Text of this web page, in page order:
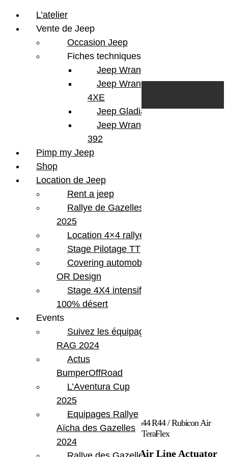
Marques/ Teraflex
/ Jeep JK Tera44 R44 / Rubicon Air
Line Actuator Plug Kit 07-18 Wrangler JK TeraFlex
Jeep JK Tera44 R44 / Rubicon Air Line Actuator
L’atelier
Vente de Jeep
Occasion Jeep
Fiches techniques
Jeep Wrangler JL
Jeep Wrangler
4XE
Jeep Gladiator
Jeep Wrangler V8
392
Pimp my Jeep
Shop
Location de Jeep
Rent a jeep
Rallye de Gazelles
2025
Location 4×4 rallye
Stage Pilotage TT
Covering automobile –
OR Design
Stage 4X4 intensif
100% désert
Events
Suivez les équipages
RAG 2024
Actus
BumperOffRoad
L’Aventura Cup
2025
Equipages Rallye
Aïcha des Gazelles
2024